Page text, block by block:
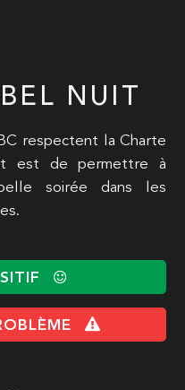
NUIT
respectent la Charte
est de permettre à
soirée dans les